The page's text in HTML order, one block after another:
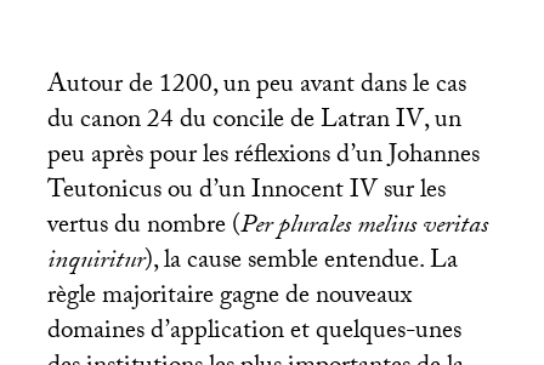
Autour de 1200, un peu avant dans le cas
du canon 24 du concile de LatranIV, un
peu après pour les réflexions d’un Johannes
Teutonicus ou d’un InnocentIVsur les
vertus du nombre (Per plurales melius veritas
inquiritur), la cause semble entendue. La
règle majoritaire gagne de nouveaux
domaines d’application et quelques-unes